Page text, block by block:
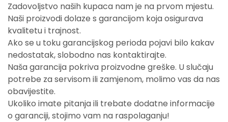
Zadovoljstvo naših kupaca nam je na prvom mjestu.
Naši proizvodi dolaze s garancijom koja osigurava
kvalitetu i trajnost.
Ako se u toku garancijskog perioda pojavi bilo kakav
nedostatak, slobodno nas kontaktirajte.
Naša garancija pokriva proizvodne greške. U slučaju
potrebe za servisom ili zamjenom, molimo vas da nas
obavijestite.
Ukoliko imate pitanja ili trebate dodatne informacije
o garanciji, stojimo vam na raspolaganju!